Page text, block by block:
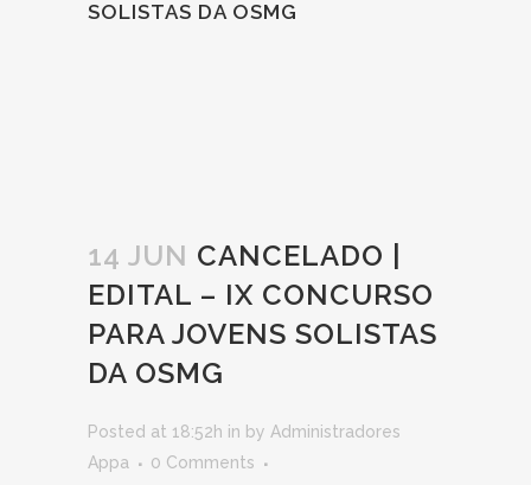
SOLISTAS DA OSMG
14 JUN CANCELADO |
EDITAL – IX CONCURSO
PARA JOVENS SOLISTAS
DA OSMG
Posted at 18:52h in by Administradores
Appa
0 Comments